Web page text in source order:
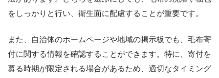
をしっかりと行い、衛生面に配慮することが重要です。
また、自治体のホームページや地域の掲示板でも、毛布寄
付に関する情報を確認することができます。特に、寄付を
募る時期が限定される場合があるため、適切なタイミング